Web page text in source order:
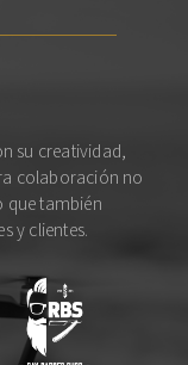
su creatividad,
colaboración no
que también
y clientes.